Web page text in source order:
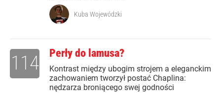
Kuba Wojewódzki
Perły do lamusa?
Kontrast między ubogim strojem a eleganckim
zachowaniem tworzył postać Chaplina:
nędzarza broniącego swej godności
114